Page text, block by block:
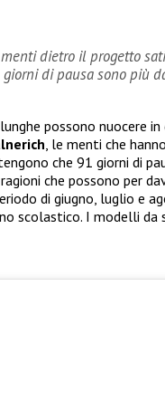
dietro il progetto
giorni di pausa sono più
possono nuocere
, le menti che
che 91 giorni di
che possono per
di giugno, luglio e
scolastico. I modelli da